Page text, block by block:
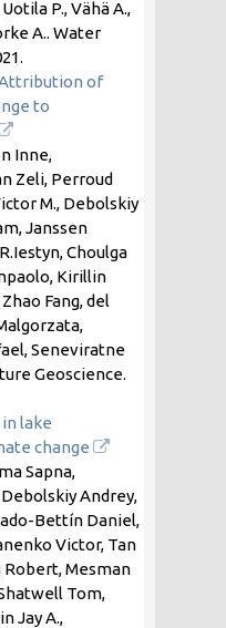
P., Vähä A.,
A.. Water
.
of
to
Inne,
Zeli, Perroud
M., Debolskiy
Janssen
Choulga
Kirillin
Fang, del
Seneviratne
Geoscience.
lake
change
Sapna,
Andrey,
Bettín Daniel,
Victor, Tan
Robert, Mesman
Tom,
Jay A.,